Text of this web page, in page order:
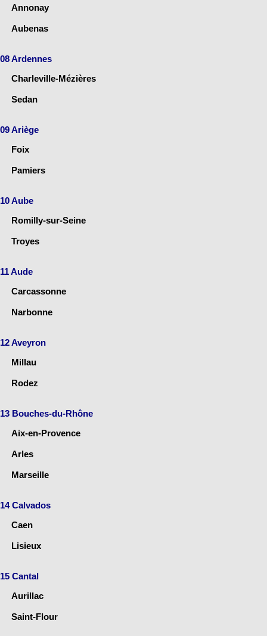
Annonay
Aubenas
08 Ardennes
Charleville-Mézières
Sedan
09 Ariège
Foix
Pamiers
10 Aube
Romilly-sur-Seine
Troyes
11 Aude
Carcassonne
Narbonne
12 Aveyron
Millau
Rodez
13 Bouches-du-Rhône
Aix-en-Provence
Arles
Marseille
14 Calvados
Caen
Lisieux
15 Cantal
Aurillac
Saint-Flour